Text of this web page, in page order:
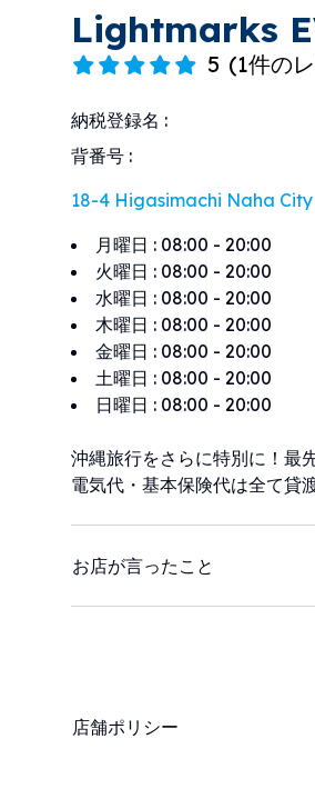
Lightmarks
5 (1件の
納税登録名 :
背番号 :
18-4 Higasimachi Naha
月曜日 : 08:00 - 20:00
火曜日 : 08:00 - 20:00
水曜日 : 08:00 - 20:00
木曜日 : 08:00 - 20:00
金曜日 : 08:00 - 20:00
土曜日 : 08:00 - 20:00
日曜日 : 08:00 - 20:00
沖縄旅行をさらに特別に！最
電気代・基本保険代は全て貸
お店が言ったこと
店舗ポリシー